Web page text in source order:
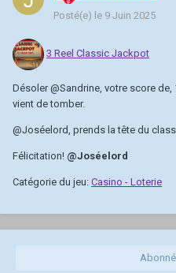
Posté(e) le 9 Juin 2025
3 Reel Classic Jackpot
Désoler@Sandrine , votre score
vient de tomber.
@Joséelord , prends la tête du
Félicitation! @Joséelord
Catégorie du jeu: Casino - Loterie